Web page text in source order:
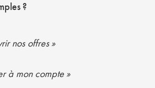
?
nos offres »
à mon compte »